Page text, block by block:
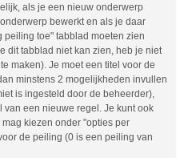
als je een nieuw onderwerp
bewerkt en als je daar
peiling toe" tabblad moeten zien
dit tabblad niet kan zien, heb je niet
maken). Je moet een titel voor de
minstens 2 mogelijkheden invullen
is ingesteld door de beheerder),
een nieuwe regel. Je kunt ook
kiezen onder "opties per
de peiling (0 is een peiling van